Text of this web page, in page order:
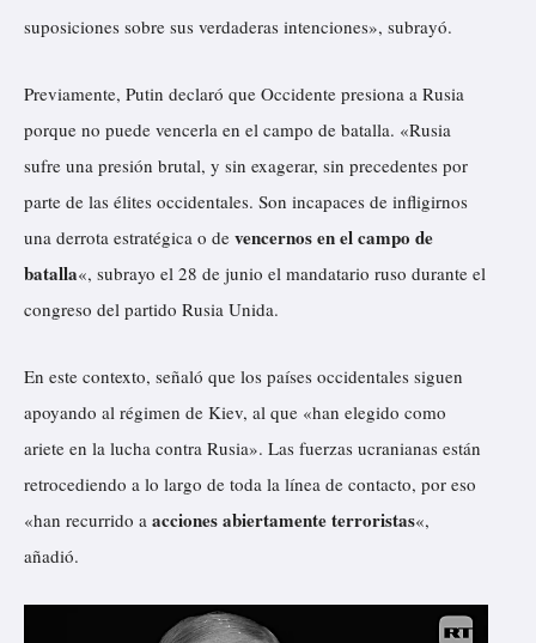
suposiciones sobre sus verdaderas intenciones», subrayó.
Previamente, Putin declaró que Occidente presiona a Rusia
porque no puede vencerla en el campo de batalla. «Rusia
sufre una presión brutal, y sin exagerar, sin precedentes por
parte de las élites occidentales. Son incapaces de infligirnos
una derrota estratégica o de vencernos en el campo de
batalla«, subrayo el 28 de junio el mandatario ruso durante el
congreso del partido Rusia Unida.
En este contexto, señaló que los países occidentales siguen
apoyando al régimen de Kiev, al que «han elegido como
ariete en la lucha contra Rusia». Las fuerzas ucranianas están
retrocediendo a lo largo de toda la línea de contacto, por eso
«han recurrido a acciones abiertamente terroristas«,
añadió.